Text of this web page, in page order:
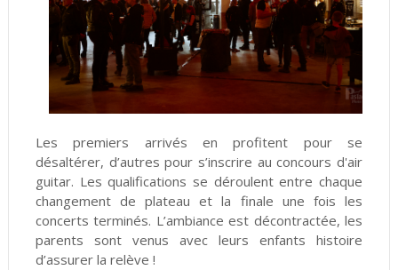
Les premiers arrivés en profitent pour se
désaltérer, d’autres pour s’inscrire au concours d'air
guitar. Les qualifications se déroulent entre chaque
changement de plateau et la finale une fois les
concerts terminés. L’ambiance est décontractée, les
parents sont venus avec leurs enfants histoire
d’assurer la relève !